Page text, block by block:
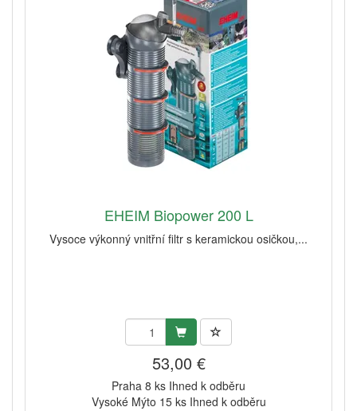
EHEIM Biopower 200 L
Vysoce výkonný vnitřní filtr s keramickou osičkou,...
53,00 €
Praha 8 ks Ihned k odběru
Vysoké Mýto 15 ks Ihned k odběru